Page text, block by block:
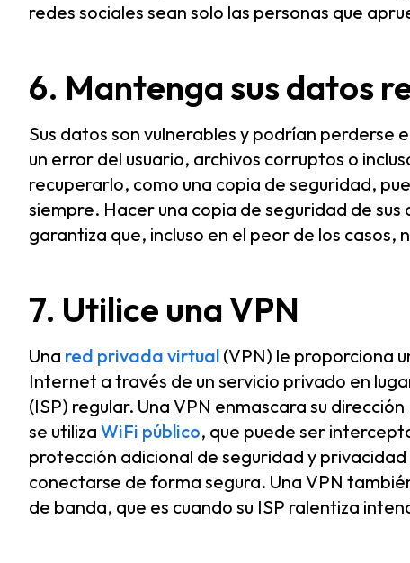
redes sociales sean solo las personas que
6. Mantenga sus datos
Sus datos son vulnerables y podrían perderse
un error del usuario, archivos corruptos o
recuperarlo, como una copia de seguridad,
siempre. Hacer una copia de seguridad de
garantiza que, incluso en el peor de los casos,
7. Utilice una VPN
Una red privada virtual (VPN) le proporciona
Internet a través de un servicio privado en
(ISP) regular. Una VPN enmascara su dirección
se utiliza WiFi público, que puede ser
protección adicional de seguridad y
conectarse de forma segura. Una VPN
de banda, que es cuando su ISP ralentiza